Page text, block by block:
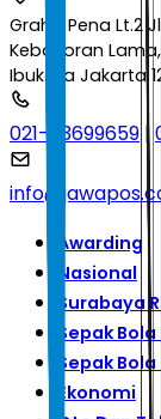
Graha Pena Lt.2
Kebayoran
Ibukota Jakarta
021-53699659 |
Awarding
Nasional
Surabaya
Sepak
Sepak
Ekonomi